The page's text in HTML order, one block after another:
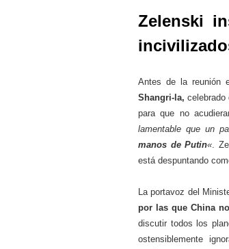
Zelenski
Antes de la reunión
Shangri-la,
para que no
lamentable que un
manos de Putin«.
está despuntando
La portavoz del
por las que China
discutir todos los
ostensiblemente